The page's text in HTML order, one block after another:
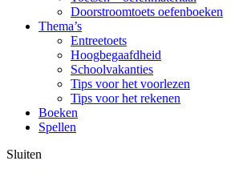
Doorstroomtoets oefenboeken
Thema’s
Entreetoets
Hoogbegaafdheid
Schoolvakanties
Tips voor het voorlezen
Tips voor het rekenen
Boeken
Spellen
Sluiten